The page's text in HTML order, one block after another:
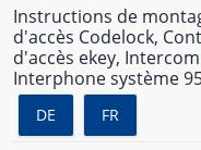
Instructions de
d'accès Codelock,
d'accès ekey,
Interphone système
DE FR